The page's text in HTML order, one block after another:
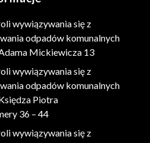
wywiązywania się z
odpadów komunalnych
Mickiewicza 13
wywiązywania się z
odpadów komunalnych
Piotra
36 – 44
wywiązywania się z